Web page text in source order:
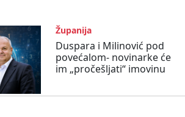
Županija
Duspara i Milinović pod
povećalom- novinarke će
im „pročešljati“ imovinu